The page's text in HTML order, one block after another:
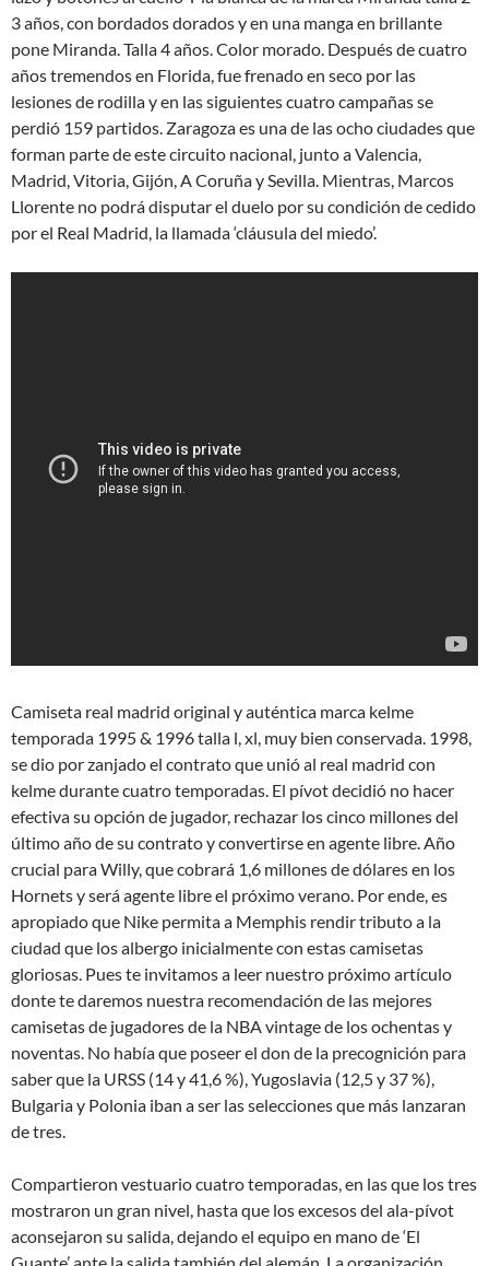
3 años, con bordados dorados y en una manga en brillante
pone Miranda. Talla 4 años. Color morado. Después de cuatro
años tremendos en Florida, fue frenado en seco por las
lesiones de rodilla y en las siguientes cuatro campañas se
perdió 159 partidos. Zaragoza es una de las ocho ciudades que
forman parte de este circuito nacional, junto a Valencia,
Madrid, Vitoria, Gijón, A Coruña y Sevilla. Mientras, Marcos
Llorente no podrá disputar el duelo por su condición de cedido
por el Real Madrid, la llamada ‘cláusula del miedo’.
Camiseta real madrid original y auténtica marca kelme
temporada 1995 & 1996 talla l, xl, muy bien conservada. 1998,
se dio por zanjado el contrato que unió al real madrid con
kelme durante cuatro temporadas. El pívot decidió no hacer
efectiva su opción de jugador, rechazar los cinco millones del
último año de su contrato y convertirse en agente libre. Año
crucial para Willy, que cobrará 1,6 millones de dólares en los
Hornets y será agente libre el próximo verano. Por ende, es
apropiado que Nike permita a Memphis rendir tributo a la
ciudad que los albergo inicialmente con estas camisetas
gloriosas. Pues te invitamos a leer nuestro próximo artículo
donte te daremos nuestra recomendación de las mejores
camisetas de jugadores de la NBA vintage de los ochentas y
noventas. No había que poseer el don de la precognición para
saber que la URSS (14 y 41,6 %), Yugoslavia (12,5 y 37 %),
Bulgaria y Polonia iban a ser las selecciones que más lanzaran
de tres.
Compartieron vestuario cuatro temporadas, en las que los tres
mostraron un gran nivel, hasta que los excesos del ala-pívot
aconsejaron su salida, dejando el equipo en mano de ‘El